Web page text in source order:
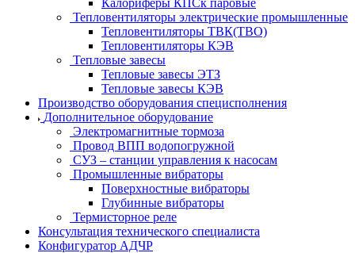
Калориферы КПСк паровые
Тепловентиляторы электрические промышленные
Тепловентиляторы ТВК(ТВО)
Тепловентиляторы КЭВ
Тепловые завесы
Тепловые завесы ЭТЗ
Тепловые завесы КЭВ
Производство оборудования специсполнения
Дополнительное оборудование
Электромагнитные тормоза
Провод ВПП водопогружной
СУЗ – станции управления к насосам
Промышленные вибраторы
Поверхностные вибраторы
Глубинные вибраторы
Термисторное реле
Консультация технического специалиста
Конфигуратор АДЧР